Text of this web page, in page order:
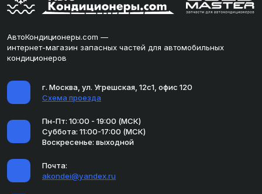
АвтоКондиционеры.com —
интернет-магазин запасных частей для автомобильных
кондиционеров
г. Москва, ул. Угрешская, 12с1, офис 120
Схема проезда
Пн-Пт: 10:00 - 19:00 (МСК)
Суббота: 11:00-17:00 (МСК)
Воскресенье: выходной
Почта:
akondei@yandex.ru